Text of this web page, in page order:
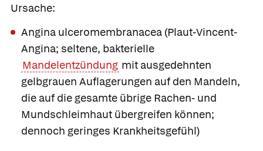
Ursache:
Angina ulceromembranacea (Plaut-Vincent-
Angina; seltene, bakterielle
Mandelentzündung mit ausgedehnten
gelbgrauen Auflagerungen auf den Mandeln,
die auf die gesamte übrige Rachen- und
Mundschleimhaut übergreifen können;
dennoch geringes Krankheitsgefühl)